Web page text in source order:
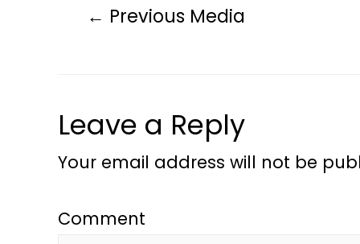
← Previous Media
Leave a Reply
Your email address will not be
Comment